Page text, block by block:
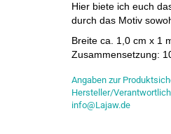
Hier biete ich euch
durch das Motiv
Breite ca. 1,0 cm x 1
Zusammensetzung:
Angaben zur
Hersteller/
info@Lajaw.de